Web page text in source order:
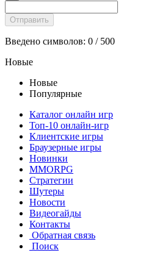
Введено символов: 0 / 500
Новые
Новые
Популярные
Каталог онлайн игр
Топ-10 онлайн-игр
Клиентские игры
Браузерные игры
Новинки
MMORPG
Стратегии
Шутеры
Новости
Видеогайды
Контакты
Обратная связь
Поиск